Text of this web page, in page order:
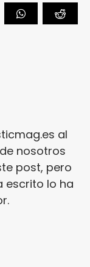
al
nosotros
post, pero
escrito lo ha